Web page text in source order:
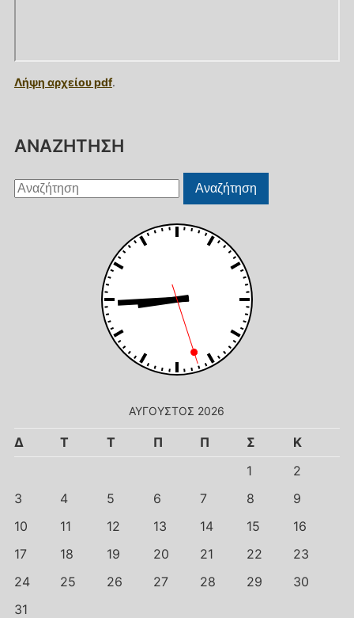
ΑΝΑΖΗΤΗΣΗ
Αναζήτηση
για:
Αναζήτηση
ΑΎΓΟΥΣΤΟΣ 2026
Δ Τ Τ Π Π Σ
Κ
1
2
3
4 5 6 7 8
9
10
11 12 13 14 15
16
17
18 19 20 21 22
23
24
25 26 27 28 29
30
31
Λήψη αρχείου pdf.